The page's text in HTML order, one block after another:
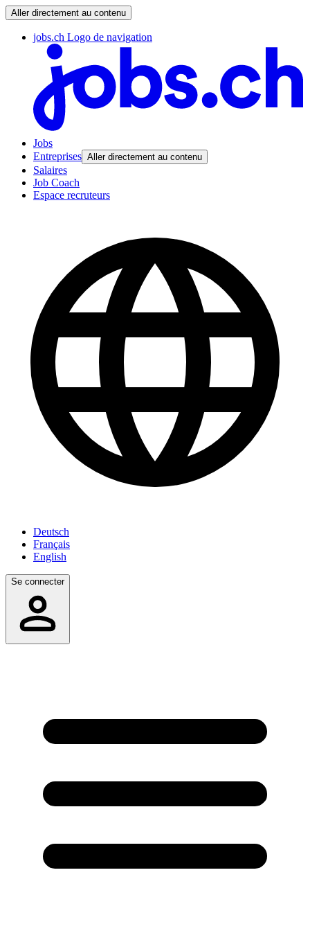
Aller directement au contenu
jobs.ch Logo de navigation
Jobs
Entreprises Aller directement au contenu
Salaires
Job Coach
Espace recruteurs
Deutsch
Français
English
Se connecter